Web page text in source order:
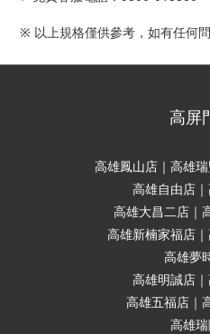
※ 以上規格僅供參考，如有任何
高屏
高雄鳳山店｜高雄
高雄自由店
高雄大昌二店｜
高雄新楠家福店
高雄夢
高雄明誠店
高雄五福店｜
高雄